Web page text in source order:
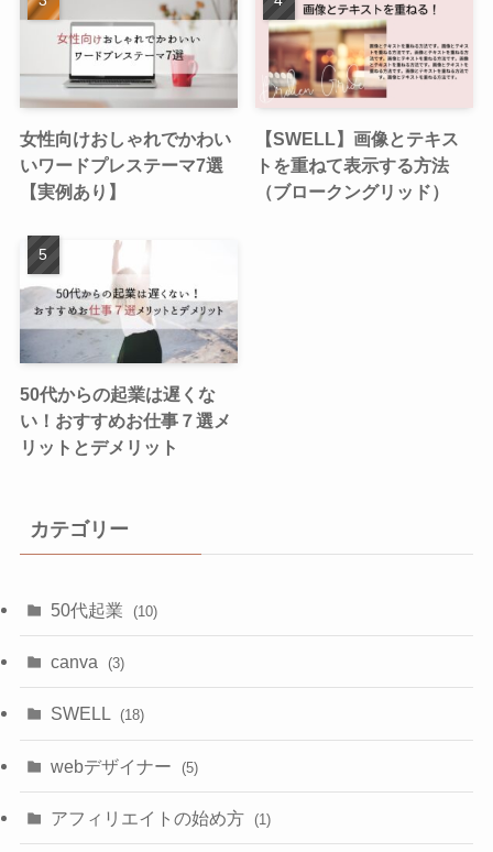
女性向けおしゃれでかわい
いワードプレステーマ7選
【実例あり】
【SWELL】画像とテキス
トを重ねて表示する方法
（ブロークングリッド）
50代からの起業は遅くな
い！おすすめお仕事７選メ
リットとデメリット
カテゴリー
50代起業 (10)
canva (3)
SWELL (18)
webデザイナー (5)
アフィリエイトの始め方 (1)